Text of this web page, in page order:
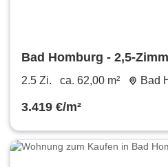
Bad Homburg - 2,5-
provisionsfrei!!!
2.5 Zi. ca. 62,00 m² Bad
3.419 €/m²